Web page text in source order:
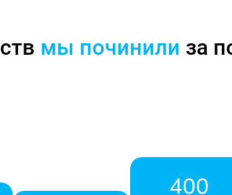
мы починили за
400